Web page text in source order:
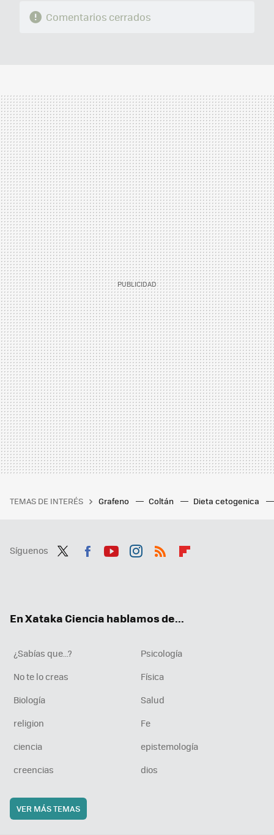
Comentarios cerrados
TEMAS DE INTERÉS Grafeno Coltán Dieta cetogenica
Síguenos
En Xataka Ciencia hablamos de...
¿Sabías que...?
Psicología
No te lo creas
Física
Biología
Salud
religion
Fe
ciencia
epistemología
creencias
dios
VER MÁS TEMAS